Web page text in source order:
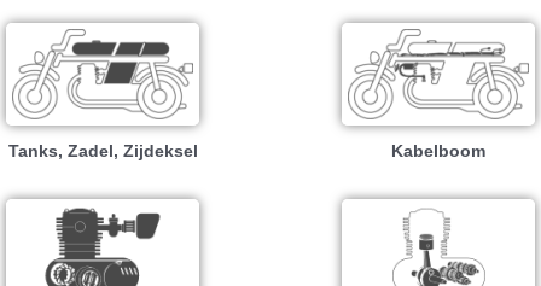
Tanks, Zadel, Zijdeksel Kabelboom